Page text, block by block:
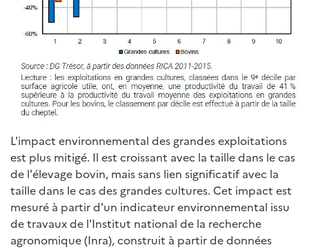
L'impact environnemental des grandes exploitations
est plus mitigé. Il est croissant avec la taille dans le cas
de l'élevage bovin, mais sans lien significatif avec la
taille dans le cas des grandes cultures. Cet impact est
mesuré à partir d'un indicateur environnemental issu
de travaux de l'Institut national de la recherche
agronomique (Inra), construit à partir de données